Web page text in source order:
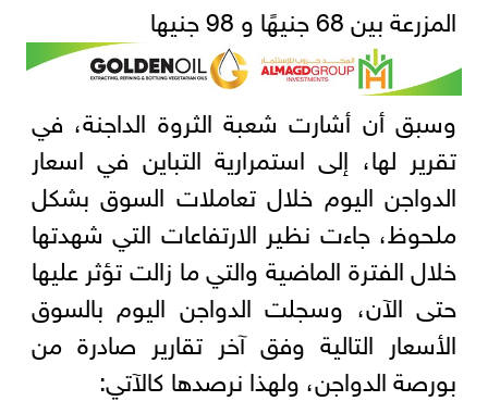
المزرعة بين 68 جنيهًا و 98 جنيها
وسبق أن أشارت شعبة الثروة الداجنة، في
تقرير لها، إلى استمرارية التباين في اسعار
الدواجن اليوم خلال تعاملات السوق بشكل
ملحوظ، جاءت نظير الارتفاعات التي شهدتها
خلال الفترة الماضية والتي ما زالت تؤثر عليها
حتى الآن، وسجلت الدواجن اليوم بالسوق
الأسعار التالية وفق آخر تقارير صادرة من
بورصة الدواجن، ولهذا نرصدها كالآتي: